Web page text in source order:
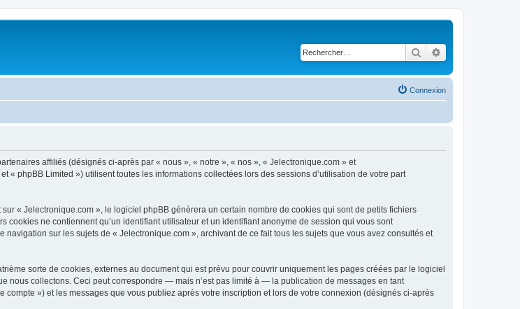
Rechercher
Connexion
affiliés (désignés ci-après par « nous », « notre », « nos », « Jelectronique.com » et
phpBB Limited ») utilisent toutes les informations collectées lors des sessions d’utilisation de votre part
« Jelectronique.com », le logiciel phpBB génèrera un certain nombre de cookies qui sont de petits fichiers
ne contiennent qu’un identifiant utilisateur et un identifiant anonyme de session qui vous sont
sur les sujets de « Jelectronique.com », archivant de ce fait tous les sujets que vous avez consultés et
sorte de cookies, externes au document qui est prévu pour couvrir uniquement les pages créées par le logiciel
nous collectons. Ceci peut correspondre — mais n’est pas limité à — la publication de messages en tant
») et les messages que vous publiez après votre inscription et lors de votre connexion (désignés ci-après